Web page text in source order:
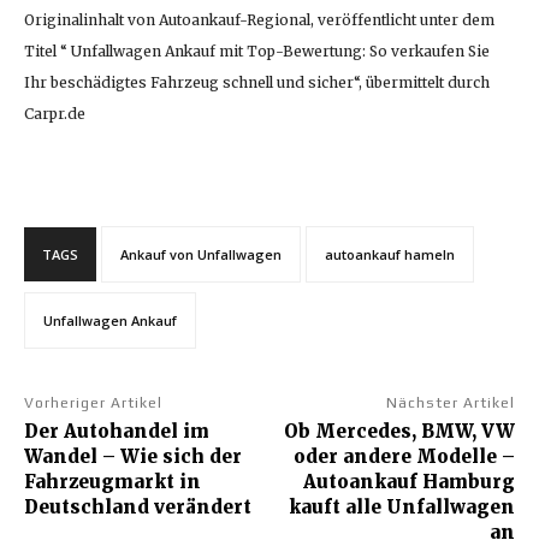
Originalinhalt von Autoankauf-Regional, veröffentlicht unter dem
Titel “ Unfallwagen Ankauf mit Top-Bewertung: So verkaufen Sie
Ihr beschädigtes Fahrzeug schnell und sicher“, übermittelt durch
Carpr.de
TAGS Ankauf von Unfallwagen autoankauf hameln
Unfallwagen Ankauf
Vorheriger Artikel
Der Autohandel im
Wandel – Wie sich der
Fahrzeugmarkt in
Deutschland verändert
Nächster Artikel
Ob Mercedes, BMW, VW
oder andere Modelle –
Autoankauf Hamburg
kauft alle Unfallwagen
an